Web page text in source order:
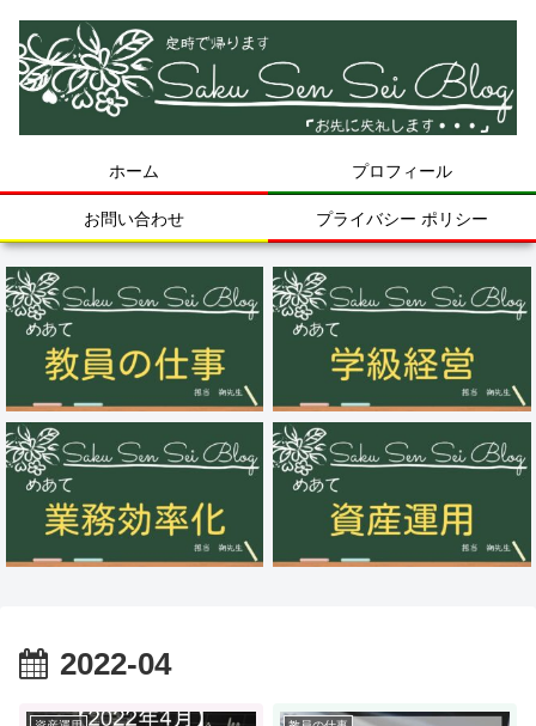
ホーム プロフィール
お問い合わせ プライバシー ポリシー
2022-04